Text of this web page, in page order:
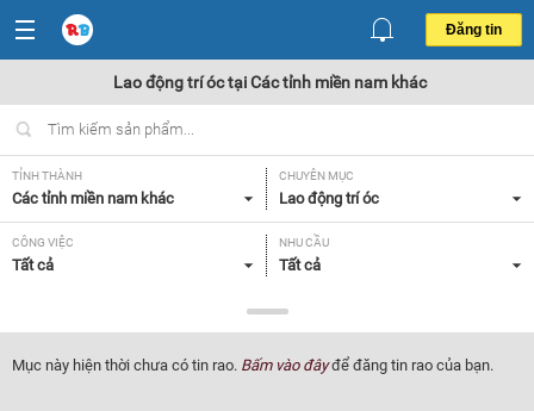
Đăng tin
Lao động trí óc tại Các tỉnh miền nam khác
TỈNH THÀNH
Các tỉnh miền nam khác
CHUYÊN MỤC
Lao động trí óc
CÔNG VIỆC
Tất cả
NHU CẦU
Tất cả
Tất cả
Mục này hiện thời chưa có tin rao. Bấm vào đâyđể đăng tin rao của bạn.